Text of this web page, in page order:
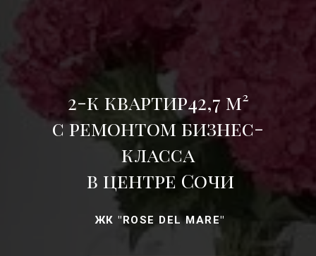
2-к квартир42,7 м²
с ремонтом бизнес-
класса
в центре Сочи
ЖК "ROSE DEL MARE"